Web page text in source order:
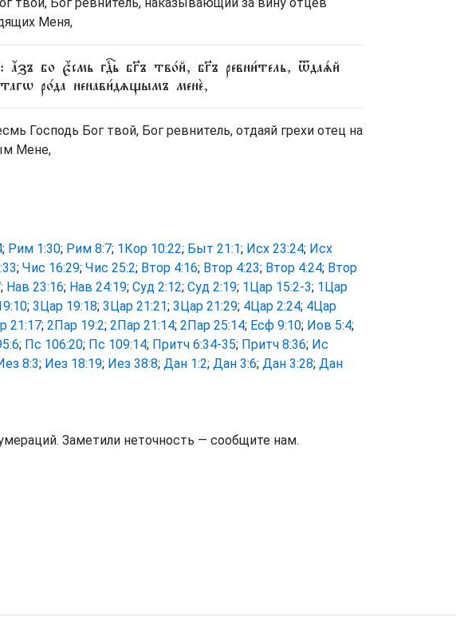
Меня,
бо є҆́смь гдⷭ҇ь бг҃ъ тво́й, бг҃ъ ревни́тель, ѿдаѧ́й
ро́да ненави́дѧщымъ менѐ,
Господь Бог твой, Бог ревнитель, отдаяй грехи отец на
Мене,
; Рим 1:30; Рим 8:7; 1Кор 10:22; Быт 21:1; Исх 23:24; Исх
; Чис 16:29; Чис 25:2; Втор 4:16; Втор 4:23; Втор 4:24; Втор
; Нав 23:16; Нав 24:19; Суд 2:12; Суд 2:19; 1Цар 15:2-3; 1Цар
; 3Цар 19:18; 3Цар 21:21; 3Цар 21:29; 4Цар 2:24; 4Цар
21:17; 2Пар 19:2; 2Пар 21:14; 2Пар 25:14; Есф 9:10; Иов 5:4;
; Пс 106:20; Пс 109:14; Притч 6:34-35; Притч 8:36; Ис
8:3; Иез 18:19; Иез 38:8; Дан 1:2; Дан 3:6; Дан 3:28; Дан
Заметили неточность — сообщите нам.